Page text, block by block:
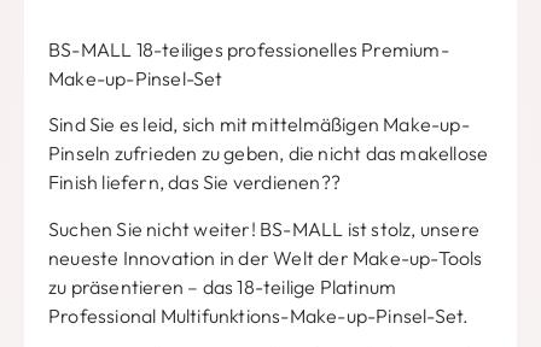
BS-MALL 18-teiliges professionelles Premium-
Make-up-Pinsel-Set
Sind Sie es leid, sich mit mittelmäßigen Make-up-
Pinseln zufrieden zu geben, die nicht das makellose
Finish liefern, das Sie verdienen??
Suchen Sie nicht weiter! BS-MALL ist stolz, unsere
neueste Innovation in der Welt der Make-up-Tools
zu präsentieren – das 18-teilige Platinum
Professional Multifunktions-Make-up-Pinsel-Set.